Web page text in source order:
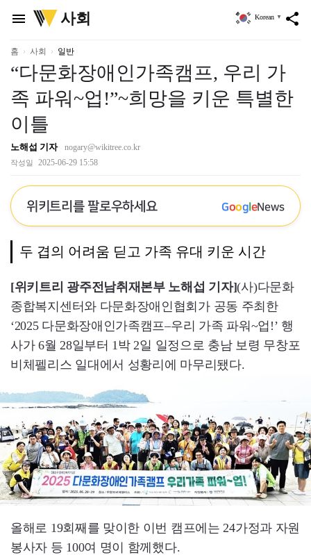
menu
위
키
리
사회 share
Korean ▼
홈 사회 일반
“다문화장애인가족캠프, 우리 가
족 파워~업!”~희망을 키운 특별한
이틀
노해섭 기자 nogary@wikitree.co.kr
작성일 2025-06-29 15:58
위키트리를 팔로우하세요 GoogleNews
두 겹의 어려움 딛고 가족 유대 키운 시간
[위키트리 광주전남취재본부 노해섭 기자](사)다문화
종합복지센터와 다문화장애인협회가 공동 주최한
‘2025 다문화장애인가족캠프–우리 가족 파워~업!’ 행
사가 6월 28일부터 1박 2일 일정으로 충남 보령 무창포
비체펠리스 일대에서 성황리에 마무리됐다.
올해로 19회째를 맞이한 이번 캠프에는 24가정과 자원
봉사자 등 100여 명이 함께했다.